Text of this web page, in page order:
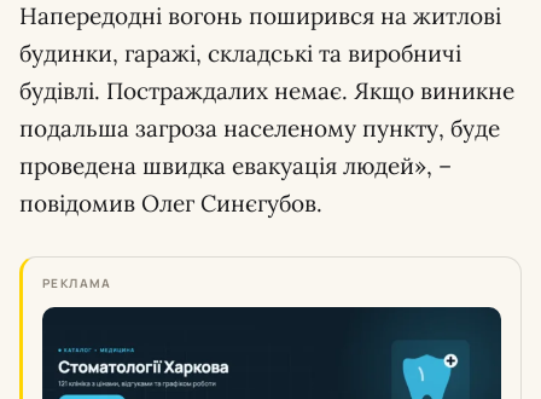
Напередодні вогонь поширився на житлові
будинки, гаражі, складські та виробничі
будівлі. Постраждалих немає. Якщо виникне
подальша загроза населеному пункту, буде
проведена швидка евакуація людей», –
повідомив Олег Синєгубов.
РЕКЛАМА